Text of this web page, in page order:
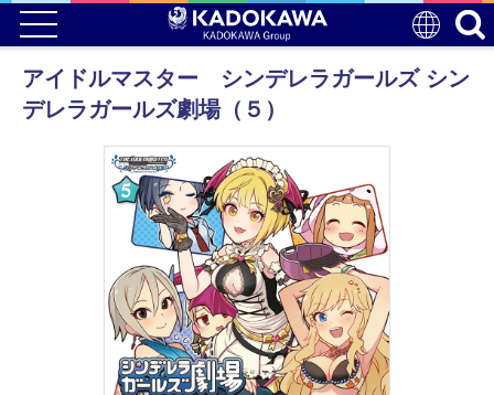
アイドルマスター シンデレラガールズ シン
デレラガールズ劇場（５）